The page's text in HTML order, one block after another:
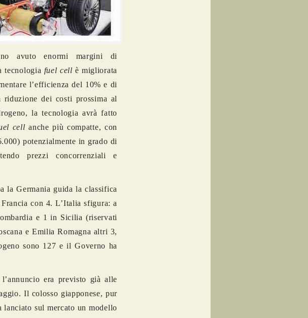
avuto enormi margini di
tecnologia fuel cell è migliorata
l’efficienza del 10% e di
dei costi prossima al
la tecnologia avrà fatto
cell anche più compatte, con
potenzialmente in grado di
prezzi concorrenziali e
la Germania guida la classifica
con 4. L’Italia sfigura: a
e 1 in Sicilia (riservati
e Emilia Romagna altri 3,
sono 127 e il Governo ha
era previsto già alle
Il colosso giapponese, pur
lanciato sul mercato un modello